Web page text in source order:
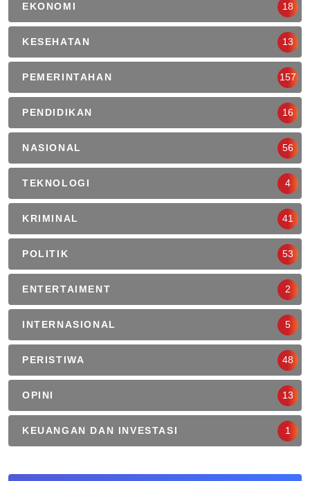
EKONOMI 18
KESEHATAN 13
PEMERINTAHAN 157
PENDIDIKAN 16
NASIONAL 56
TEKNOLOGI 4
KRIMINAL 41
POLITIK 53
ENTERTAIMENT 2
INTERNASIONAL 5
PERISTIWA 48
OPINI 13
KEUANGAN DAN INVESTASI 1